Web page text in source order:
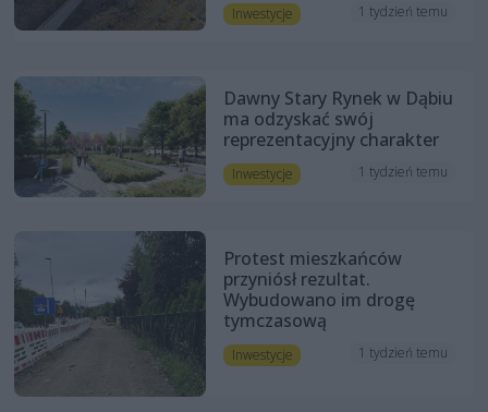
Inwestycje 1 tydzień temu
Dawny Stary Rynek w Dąbiu
ma odzyskać swój
reprezentacyjny charakter
Inwestycje 1 tydzień temu
Protest mieszkańców
przyniósł rezultat.
Wybudowano im drogę
tymczasową
Inwestycje 1 tydzień temu